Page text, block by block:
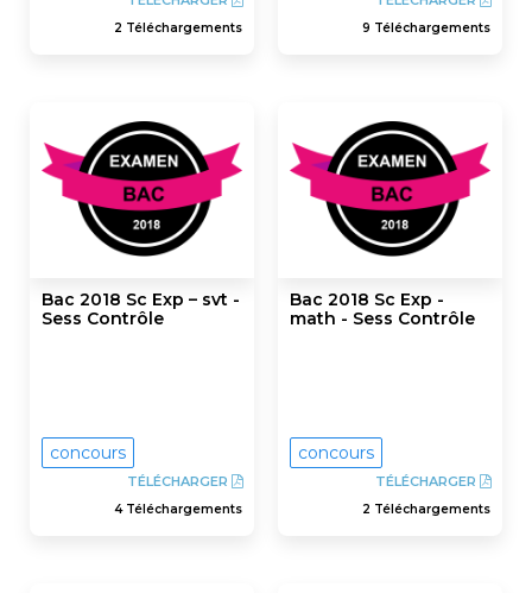
2 Téléchargements 9 Téléchargements
Bac 2018 Sc Exp – svt -
Sess Contrôle
concours
TÉLÉCHARGER
4 Téléchargements
Bac 2018 Sc Exp -
math - Sess Contrôle
concours
TÉLÉCHARGER
2 Téléchargements